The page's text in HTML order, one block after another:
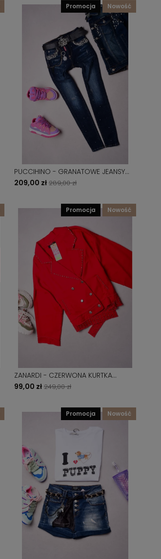
PUCCIHINO - GRANATOWE JEANSY
SLIM FIT -PERŁY + PASEK
209,00 zł 289,00 zł
promocja nowość
ZANARDI - CZERWONA KURTKA
RAMONESKA Z CYRKONIAMI
99,00 zł 249,00 zł
promocja nowość
promocja nowość